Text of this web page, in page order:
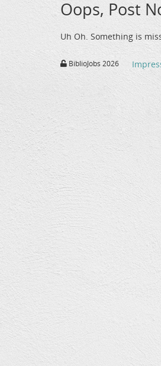
Oops, Post
Uh Oh. Something is
BiblioJobs 2026